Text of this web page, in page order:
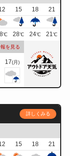
15 18
21
℃ 28℃ 24℃ 21℃
を見る
17(月)
詳しくみる
15 18
21